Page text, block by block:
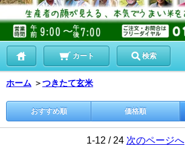
カート 検索
ホーム ＞つきたて玄米
おすすめ順 価格順
1-12 / 24 次のページへ